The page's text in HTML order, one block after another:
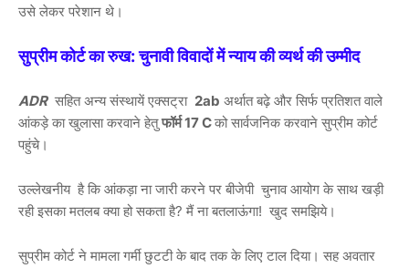
उसे लेकर परेशान थे।
सुप्रीम कोर्ट का रुख: चुनावी विवादों में न्याय की व्यर्थ की उम्मीद
ADRसहित अन्य संस्थायें एक्सट्रा 2ab अर्थात बढ़े और सिर्फ प्रतिशत वाले
आंकड़े का खुलासा करवाने हेतुफॉर्म 17 Cको सार्वजनिक करवाने सुप्रीम कोर्ट
पहुंचे।
उल्लेखनीय है कि आंकड़ा ना जारी करने पर बीजेपी चुनाव आयोग के साथ खड़ी
रही इसका मतलब क्या हो सकता है? मैं ना बतलाऊंगा! खुद समझिये।
सुप्रीम कोर्ट ने मामला गर्मी छुटटी के बाद तक के लिए टाल दिया। सह अवतार